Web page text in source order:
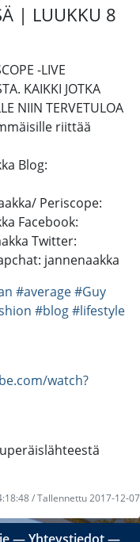
| LUUKKU 8
-LIVE
KAIKKI JOTKA
NIIN TERVETULOA
riittää
Blog:
Periscope:
Facebook:
Twitter:
jannenaakka
#average#Guy
#blog#lifestyle
watch?
/ Tallennettu 2017-12-07